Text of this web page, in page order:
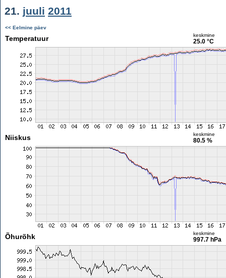
21. juuli 2011
<< Eelmine päev
Temperatuur keskmine
25.0 °C
Niiskus keskmine
80.5 %
Õhurõhk keskmine
997.7 hPa